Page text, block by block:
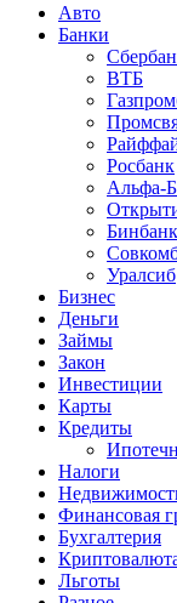
Авто
Банки
ВТБ
Росбанк
Альфа-
Бинбанк
Уралсиб
Бизнес
Деньги
Займы
Закон
Инвестиции
Карты
Кредиты
Налоги
Финансовая
Бухгалтерия
Льготы